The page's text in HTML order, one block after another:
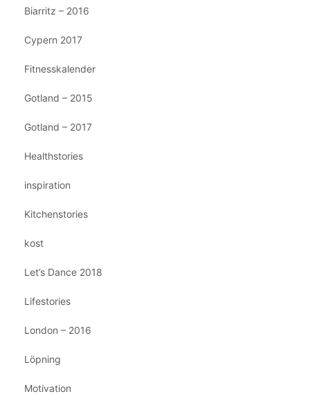
Biarritz – 2016
Cypern 2017
Fitnesskalender
Gotland – 2015
Gotland – 2017
Healthstories
inspiration
Kitchenstories
kost
Let’s Dance 2018
Lifestories
London – 2016
Löpning
Motivation